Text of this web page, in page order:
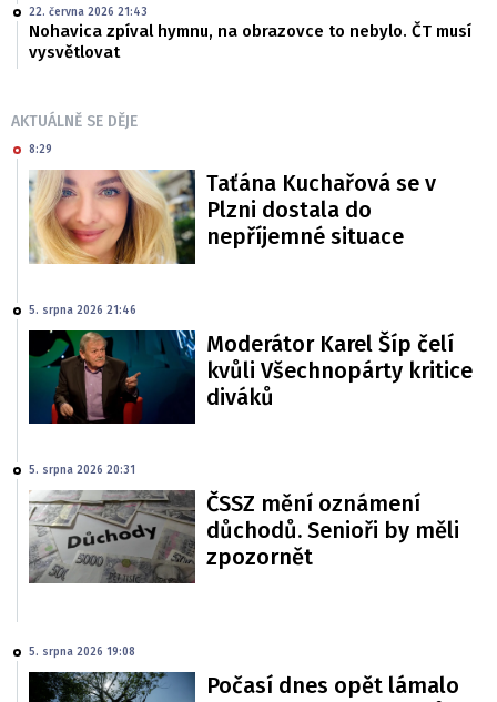
22. června 2026 21:43
Nohavica zpíval hymnu, na obrazovce to nebylo. ČT musí
vysvětlovat
AKTUÁLNĚ SE DĚJE
8:29
Taťána Kuchařová se v
Plzni dostala do
nepříjemné situace
5. srpna 2026 21:46
Moderátor Karel Šíp čelí
kvůli Všechnopárty kritice
diváků
5. srpna 2026 20:31
ČSSZ mění oznámení
důchodů. Senioři by měli
zpozornět
5. srpna 2026 19:08
Počasí dnes opět lámalo